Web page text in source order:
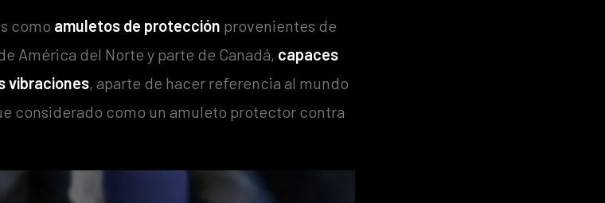
como amuletos de protección provenientes de
América del Norte y parte de Canadá, capaces
vibraciones, aparte de hacer referencia al mundo
considerado como un amuleto protector contra